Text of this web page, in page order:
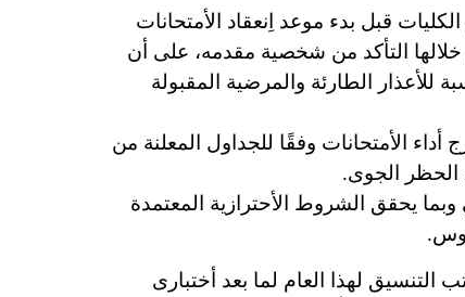
قبل بدء موعد اِنعقاد الأمتحانات
خلالها التأكد من شخصية مقدمه، على أن
للأعذار الطارئة والمرضية المقبولة
الأمتحانات وفقًا للجداول المعلنة من
الحظر الجوى.
وبما يحقق الشروط الأحترازية المعتمدة
لهذا العام لما بعد أختبارى